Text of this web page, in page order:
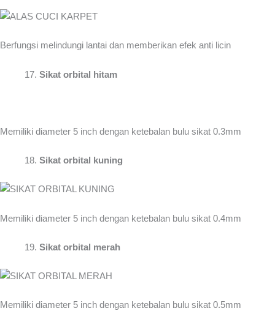
Berfungsi melindungi lantai dan memberikan efek anti licin
Sikat orbital hitam
Memiliki diameter 5 inch dengan ketebalan bulu sikat 0.3mm
Sikat orbital kuning
Memiliki diameter 5 inch dengan ketebalan bulu sikat 0.4mm
Sikat orbital merah
Memiliki diameter 5 inch dengan ketebalan bulu sikat 0.5mm